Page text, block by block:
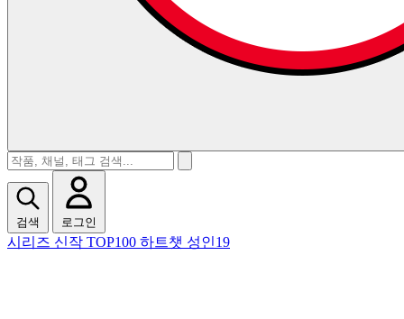
검색 로그인
시리즈 신작 TOP100 하트챗 성인19